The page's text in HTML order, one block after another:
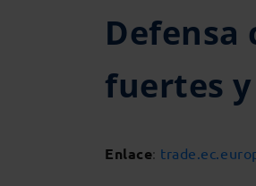
Defensa
fuertes
Enlace: